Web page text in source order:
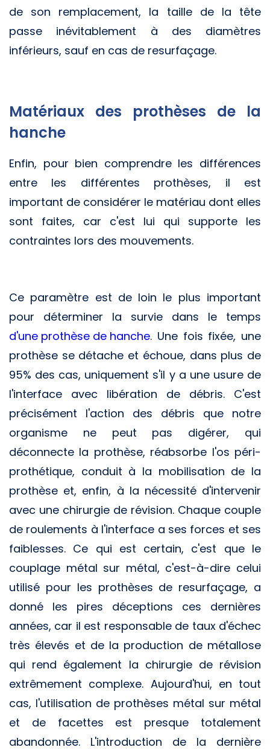
de son remplacement, la taille de la tête
passe inévitablement à des diamètres
inférieurs, sauf en cas de resurfaçage.
Matériaux des prothèses de la
hanche
Enfin, pour bien comprendre les différences
entre les différentes prothèses, il est
important de considérer le matériau dont elles
sont faites, car c'est lui qui supporte les
contraintes lors des mouvements.
Ce paramètre est de loin le plus important
pour déterminer la survie dans le temps
d'une prothèse de hanche. Une fois fixée, une
prothèse se détache et échoue, dans plus de
95% des cas, uniquement s'il y a une usure de
l'interface avec libération de débris. C'est
précisément l'action des débris que notre
organisme ne peut pas digérer, qui
déconnecte la prothèse, réabsorbe l'os péri-
prothétique, conduit à la mobilisation de la
prothèse et, enfin, à la nécessité d'intervenir
avec une chirurgie de révision. Chaque couple
de roulements à l'interface a ses forces et ses
faiblesses. Ce qui est certain, c'est que le
couplage métal sur métal, c'est-à-dire celui
utilisé pour les prothèses de resurfaçage, a
donné les pires déceptions ces dernières
années, car il est responsable de taux d'échec
très élevés et de la production de métallose
qui rend également la chirurgie de révision
extrêmement complexe. Aujourd'hui, en tout
cas, l'utilisation de prothèses métal sur métal
et de facettes est presque totalement
abandonnée. L'introduction de la dernière